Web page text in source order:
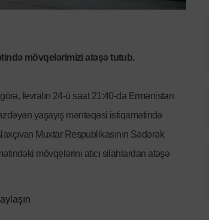
mövqelərimizi atəşə tutub.
fevralın 24-ü saat 21:40-da Ermənistan
yaşayış məntəqəsi istiqamətində
Muxtar Respublikasının Sədərək
mövqelərini atıcı silahlardan atəşə